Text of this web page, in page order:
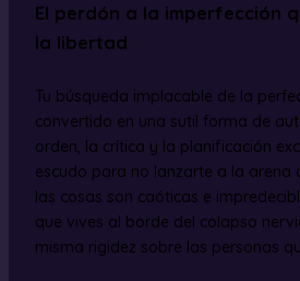
El perdón a la imperfección
la libertad
Tu búsqueda implacable de la
convertido en una sutil forma de
orden, la crítica y la planificación
escudo para no lanzarte a la arena
las cosas son caóticas e
que vives al borde del colapso
misma rigidez sobre las personas